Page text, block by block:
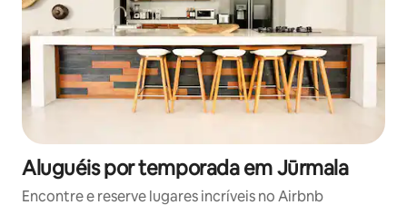
Aluguéis por temporada em Jūrmala
Encontre e reserve lugares incríveis no Airbnb